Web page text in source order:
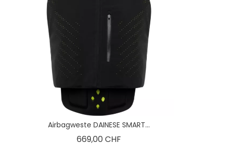
Airbagweste DAINESE SMART...
669,00 CHFPreis